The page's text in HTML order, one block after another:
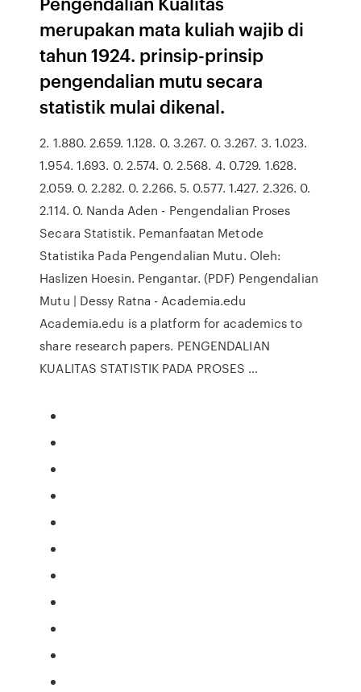
merupakan mata kuliah wajib di
tahun 1924. prinsip-prinsip
pengendalian mutu secara
statistik mulai dikenal.
2. 1.880. 2.659. 1.128. 0. 3.267. 0. 3.267. 3. 1.023.
1.954. 1.693. 0. 2.574. 0. 2.568. 4. 0.729. 1.628.
2.059. 0. 2.282. 0. 2.266. 5. 0.577. 1.427. 2.326. 0.
2.114. 0. Nanda Aden - Pengendalian Proses
Secara Statistik. Pemanfaatan Metode
Statistika Pada Pengendalian Mutu. Oleh:
Haslizen Hoesin. Pengantar. (PDF) Pengendalian
Mutu | Dessy Ratna - Academia.edu
Academia.edu is a platform for academics to
share research papers. PENGENDALIAN
KUALITAS STATISTIK PADA PROSES …